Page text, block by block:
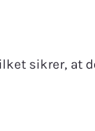
sikrer, at